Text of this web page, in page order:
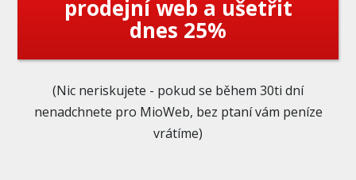
prodejní web a ušetřit
dnes 25%
(Nic neriskujete - pokud se během 30ti dní
nenadchnete pro MioWeb, bez ptaní vám peníze
vrátíme)